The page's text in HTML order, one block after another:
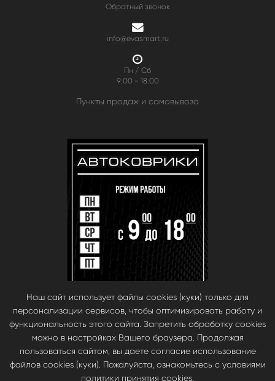
Обратный звонок
info@evasmart.ru
Пн / Сб
9:00 - 18:00
Пункты продаж и самовывоза
© babara 2014. При публикации материалов с сайта, ссылка на сайт
Наш сайт использует файлы cookies (куки) только для
персонализации сервисов, чтобы оптимизировать работу и
функциональность этого сайта. Запретить обработку cookies
можно в настройках Вашего браузера. Продолжая
пользоваться сайтом, вы даете согласие использование
файлов cookies (куки). Пожалуйста, ознакомьтесь с условиями
политики принятия cookies.